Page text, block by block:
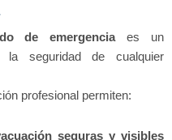
de emergenciaes un
la seguridad de cualquier
profesional permiten:
seguras y visibles